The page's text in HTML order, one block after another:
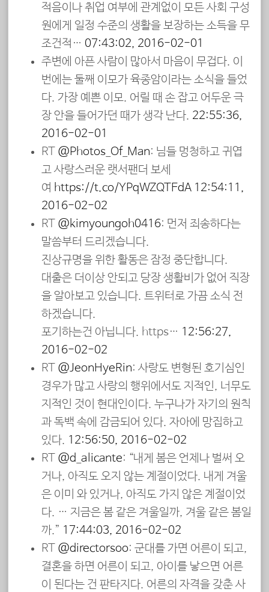
적음이나 취업 여부에 관계없이 모든 사회 구성
원에게 일정 수준의 생활을 보장하는 소득을 무
조건적… 07:43:02, 2016-02-01
주변에 아픈 사람이 많아서 마음이 무겁다. 이
번에는 둘째 이모가 육종암이라는 소식을 들었
다. 가장 예쁜 이모. 어릴 때 손 잡고 어두운 극
장 안을 들어가던 때가 생각 난다. 22:55:36,
2016-02-01
RT @Photos_Of_Man: 님들 멍청하고 귀엽
고 사랑스러운 랫서팬더 보세
여 https://t.co/YPqWZQTEdA 12:54:11,
2016-02-02
RT @kimyoungoh0416: 먼저 죄송하다는
말씀부터 드리겠습니다.
진상규명을 위한 활동은 잠정 중단합니다.
대출은 더이상 안되고 당장 생활비가 없어 직장
을 알아보고 있습니다. 트위터로 가끔 소식 전
하겠습니다.
포기하는건 아닙니다. https… 12:56:27,
2016-02-02
RT @JeonHyeRin: 사랑도 변형된 호기심인
경우가 많고 사랑의 행위에서도 지적인, 너무도
지적인 것이 현대인이다. 누구나가 자기의 원칙
과 독백 속에 감금되어 있다. 자아에 망집하고
있다. 12:56:50, 2016-02-02
RT @d_alicante: “내게 봄은 언제나 벌써 오
거나, 아직도 오지 않는 계절이었다. 내게 겨울
은 이미 와 있거나, 아직도 가지 않은 계절이었
다. … 지금은 봄 같은 겨울일까, 겨울 같은 봄일
까.” 17:44:03, 2016-02-02
RT @directorsoo: 군대를 가면 어른이 되고,
결혼을 하면 어른이 되고, 아이를 낳으면 어른
이 된다는 건 판타지다. 어른의 자격을 갖춘 사